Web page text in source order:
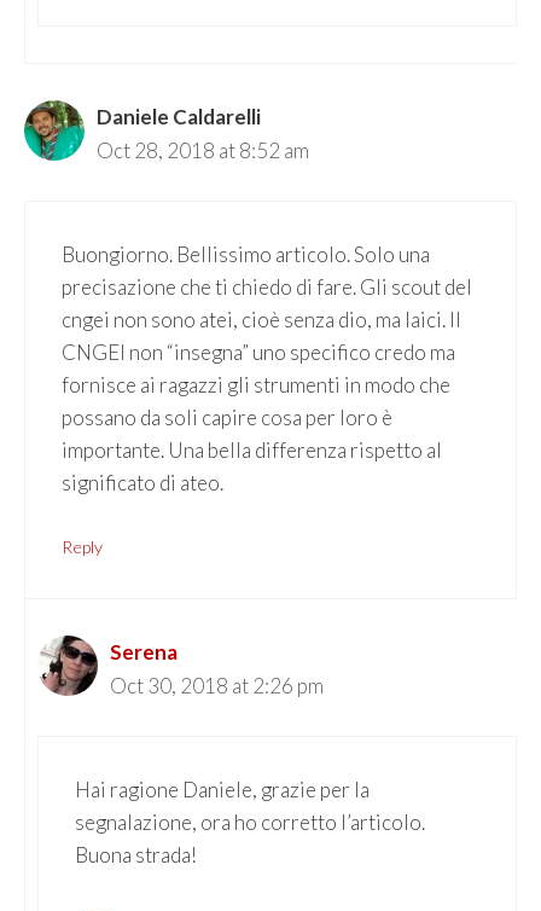
Daniele Caldarelli
Oct 28, 2018 at 8:52 am
Buongiorno. Bellissimo articolo. Solo una
precisazione che ti chiedo di fare. Gli scout del
cngei non sono atei, cioè senza dio, ma laici. Il
CNGEI non “insegna” uno specifico credo ma
fornisce ai ragazzi gli strumenti in modo che
possano da soli capire cosa per loro è
importante. Una bella differenza rispetto al
significato di ateo.
Reply
Serena
Oct 30, 2018 at 2:26 pm
Hai ragione Daniele, grazie per la
segnalazione, ora ho corretto l’articolo.
Buona strada!